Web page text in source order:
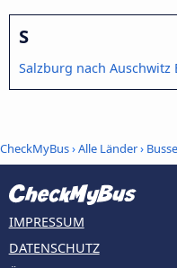
S
Salzburg nach Auschwitz
CheckMyBus›Alle Länder›
IMPRESSUM
DATENSCHUTZ